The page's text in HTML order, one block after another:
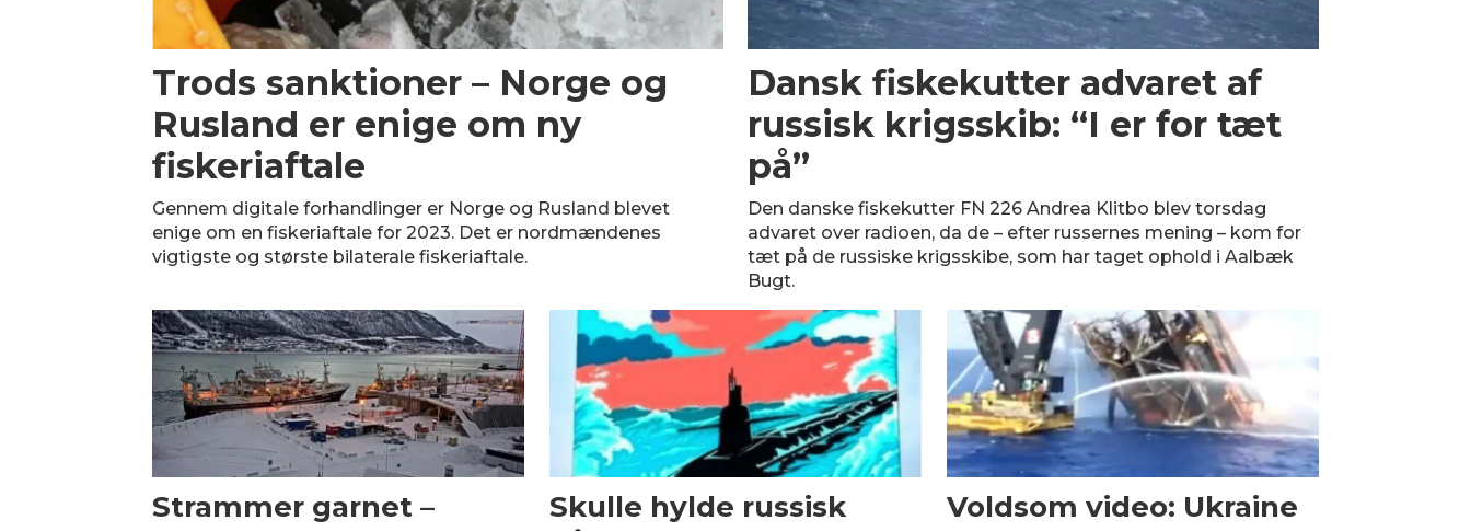
Trods sanktioner – Norge og
Rusland er enige om ny
fiskeriaftale
Gennem digitale forhandlinger er Norge og Rusland blevet
enige om en fiskeriaftale for 2023. Det er nordmændenes
vigtigste og største bilaterale fiskeriaftale.
Dansk fiskekutter advaret af
russisk krigsskib: “I er for tæt
på”
Den danske fiskekutter FN 226 Andrea Klitbo blev torsdag
advaret over radioen, da de – efter russernes mening – kom for
tæt på de russiske krigsskibe, som har taget ophold i Aalbæk
Bugt.
Strammer garnet –
Skulle hylde russisk
Voldsom video: Ukraine